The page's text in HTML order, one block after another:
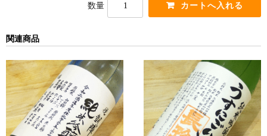
France Champagne /ﾌﾗﾝｽ・ｼｬﾝﾊﾟｰﾆｭ
Valerie Frison（ｳﾞｧﾚﾘｰ･ﾌﾘｿﾞﾝ）
France Bourgogone/ﾌﾗﾝｽ･ﾌﾞﾙｺﾞｰﾆｭ
Pattes Loup（ﾊﾟｯﾄ・ﾙｰ）
数量
関連商品